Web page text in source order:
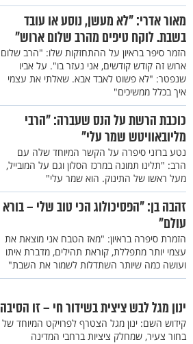
מאור אדרי: "לא מעשן, נוסע או עובד
בשבת. לוקח טיפים מהרב שלום ארוש"
הזמר סיפר בראיון על ההתחזקות שלו: "הרב שלום
ארוש זה קודש קודשים, אני נעזר בו". על אביו
שנפטר: "לא פשוט לאבד אבא. שאלתי את עצמי
איך בכלל ממשיכים"
כוכבת הרשת על הנס שעברה: "הרבי
מליובאוויטש שמר עלי"
נטע ברזני סיפרה על הקשר המיוחד שלה עם
הרב: "תלינו תמונה במרכז הסלון וגם על המובייל,
מעל ראשו של התינוק. הוא שמר עלי"
זהבה בן: "הפסיכולוג הכי טוב שלי – בורא
עולם"
הזמרת סיפרה בראיון: "מאז הטבח אני מוצאת את
עצמי יותר מתפללת, קוראת תהילים, מדברת איתו
ועושה כמה שיותר השתדלות לשמור את השבת"
ינון מגל לבש ציצית בשידור חי – זו הסיבה
קידוש השם: ינון מגל הצטרף לפרויקט המיוחד של
בחור צעיר, שמחלק ציציות ברחבי המדינה